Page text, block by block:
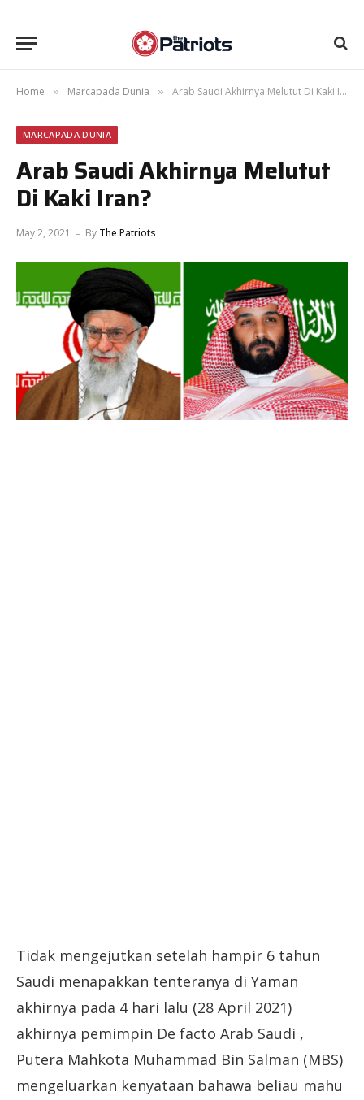
Home » Marcapada Dunia » Arab Saudi Akhirnya Melutut Di Kaki Iran?
MARCAPADA DUNIA
Arab Saudi Akhirnya Melutut
Di Kaki Iran?
May 2, 2021 By The Patriots
Tidak mengejutkan setelah hampir 6 tahun
Saudi menapakkan tenteranya di Yaman
akhirnya pada 4 hari lalu (28 April 2021)
akhirnya pemimpin De facto Arab Saudi ,
Putera Mahkota Muhammad Bin Salman (MBS)
mengeluarkan kenyataan bahawa beliau mahu